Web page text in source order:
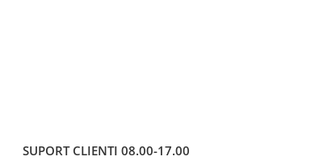
SUPORT CLIENTI 08.00-17.00